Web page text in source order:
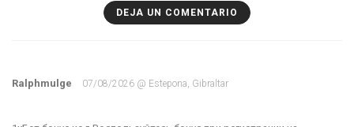
DEJA UN COMENTARIO
Ralphmulge 07/08/2026 @ Estepona, Gibraltar